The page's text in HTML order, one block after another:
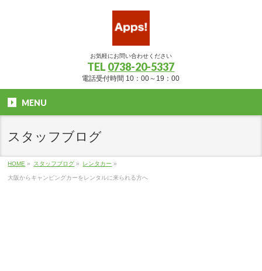
お気軽にお問い合わせください
TEL 0738-20-5337
電話受付時間 10：00～19：00
MENU
スタッフブログ
HOME » スタッフブログ » レンタカー »
大阪からキャンピングカーをレンタルに来られる方へ